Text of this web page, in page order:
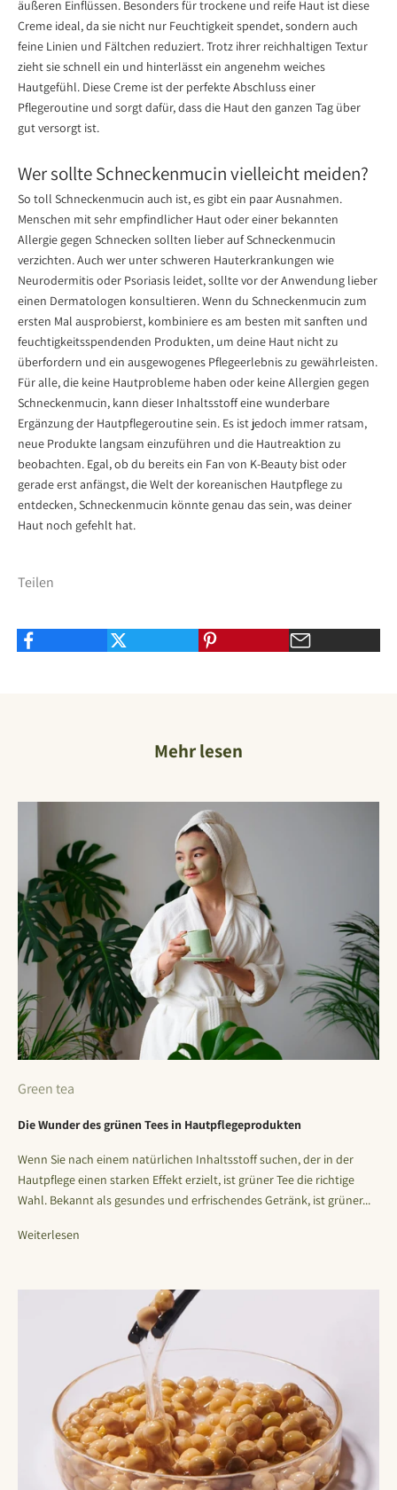
äußeren Einflüssen. Besonders für trockene und reife Haut ist diese
Creme ideal, da sie nicht nur Feuchtigkeit spendet, sondern auch
feine Linien und Fältchen reduziert. Trotz ihrer reichhaltigen Textur
zieht sie schnell ein und hinterlässt ein angenehm weiches
Hautgefühl. Diese Creme ist der perfekte Abschluss einer
Pflegeroutine und sorgt dafür, dass die Haut den ganzen Tag über
gut versorgt ist.
Wer sollte Schneckenmucin vielleicht meiden?
So toll Schneckenmucin auch ist, es gibt ein paar Ausnahmen.
Menschen mit sehr empfindlicher Haut oder einer bekannten
Allergie gegen Schnecken sollten lieber auf Schneckenmucin
verzichten. Auch wer unter schweren Hauterkrankungen wie
Neurodermitis oder Psoriasis leidet, sollte vor der Anwendung lieber
einen Dermatologen konsultieren. Wenn du Schneckenmucin zum
ersten Mal ausprobierst, kombiniere es am besten mit sanften und
feuchtigkeitsspendenden Produkten, um deine Haut nicht zu
überfordern und ein ausgewogenes Pflegeerlebnis zu gewährleisten.
Für alle, die keine Hautprobleme haben oder keine Allergien gegen
Schneckenmucin, kann dieser Inhaltsstoff eine wunderbare
Ergänzung der Hautpflegeroutine sein. Es ist jedoch immer ratsam,
neue Produkte langsam einzuführen und die Hautreaktion zu
beobachten. Egal, ob du bereits ein Fan von K-Beauty bist oder
gerade erst anfängst, die Welt der koreanischen Hautpflege zu
entdecken, Schneckenmucin könnte genau das sein, was deiner
Haut noch gefehlt hat.
Teilen
Mehr lesen
Green tea
Die Wunder des grünen Tees in Hautpflegeprodukten
Wenn Sie nach einem natürlichen Inhaltsstoff suchen, der in der
Hautpflege einen starken Effekt erzielt, ist grüner Tee die richtige
Wahl. Bekannt als gesundes und erfrischendes Getränk, ist grüner...
Weiterlesen